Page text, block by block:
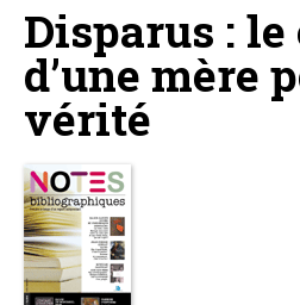
Disparus :
d’une mère
vérité